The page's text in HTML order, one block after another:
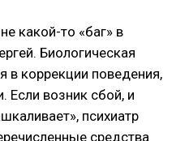
какой-то «баг» в
Биологическая
в коррекции поведения,
Если возник сбой, и
психиатр
средства